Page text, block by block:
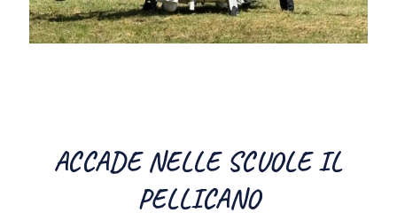
ACCADE NELLE SCUOLE IL
PELLICANO